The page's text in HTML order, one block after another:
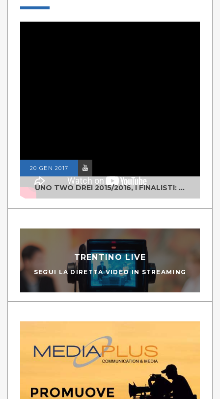
20 GEN 2017
UNO TWO DREI 2015/2016, I FINALISTI: CLASSE IV ALS ISTITUTO "DEGASPERI" BORGO VALSUGANA
TRENTINO LIVE
SEGUI LA DIRETTA VIDEO IN STREAMING